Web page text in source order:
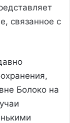
связанное с
Болоко на